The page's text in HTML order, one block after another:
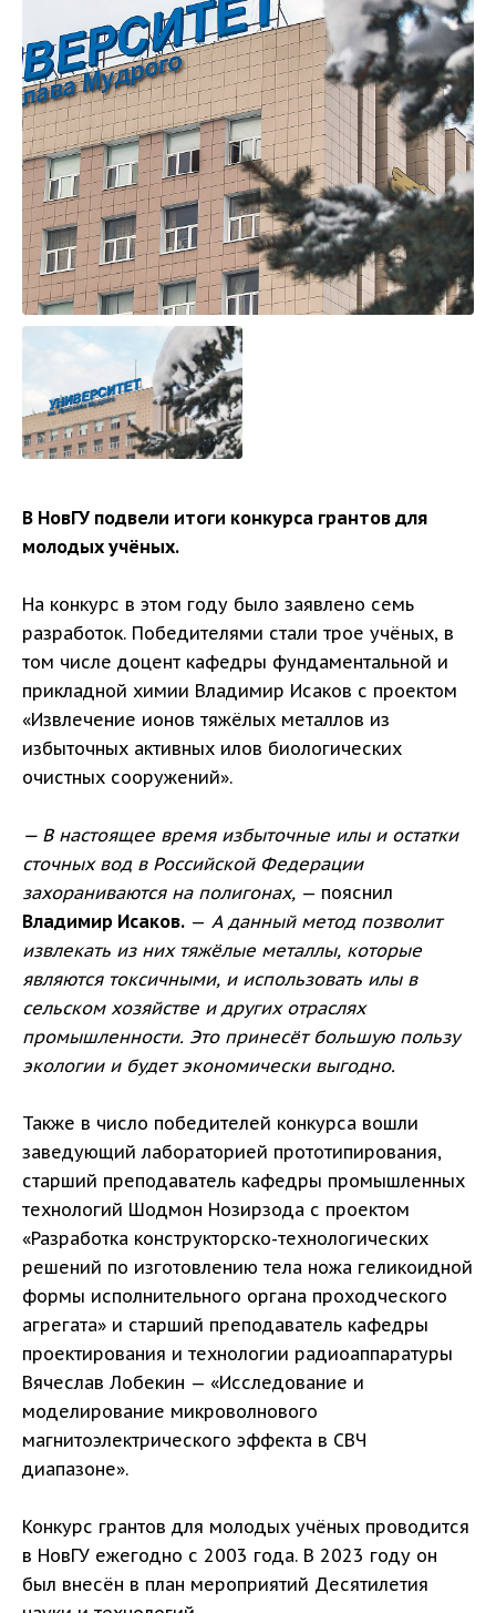
В НовГУ подвели итоги конкурса грантов для
молодых учёных.
На конкурс в этом году было заявлено семь
разработок. Победителями стали трое учёных, в
том числе доцент кафедры фундаментальной и
прикладной химии Владимир Исаков с проектом
«Извлечение ионов тяжёлых металлов из
избыточных активных илов биологических
очистных сооружений».
— В настоящее время избыточные илы и остатки
сточных вод в Российской Федерации
захораниваются на полигонах, — пояснил
Владимир Исаков. — А данный метод позволит
извлекать из них тяжёлые металлы, которые
являются токсичными, и использовать илы в
сельском хозяйстве и других отраслях
промышленности. Это принесёт большую пользу
экологии и будет экономически выгодно.
Также в число победителей конкурса вошли
заведующий лабораторией прототипирования,
старший преподаватель кафедры промышленных
технологий Шодмон Нозирзода с проектом
«Разработка конструкторско-технологических
решений по изготовлению тела ножа геликоидной
формы исполнительного органа проходческого
агрегата» и старший преподаватель кафедры
проектирования и технологии радиоаппаратуры
Вячеслав Лобекин — «Исследование и
моделирование микроволнового
магнитоэлектрического эффекта в СВЧ
диапазоне».
Конкурс грантов для молодых учёных проводится
в НовГУ ежегодно с 2003 года. В 2023 году он
был внесён в план мероприятий Десятилетия